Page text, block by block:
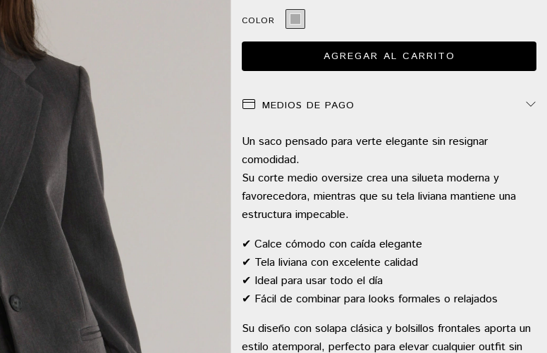
COLOR
MEDIOS DE PAGO
Un saco pensado para verte elegante sin resignar
comodidad.
Su corte medio oversize crea una silueta moderna y
favorecedora, mientras que su tela liviana mantiene una
estructura impecable.
✔ Calce cómodo con caída elegante
✔ Tela liviana con excelente calidad
✔ Ideal para usar todo el día
✔ Fácil de combinar para looks formales o relajados
Su diseño con solapa clásica y bolsillos frontales aporta un
estilo atemporal, perfecto para elevar cualquier outfit sin